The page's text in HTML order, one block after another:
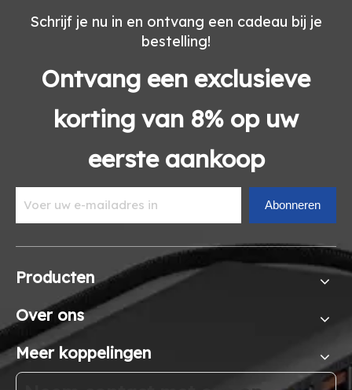
Schrijf je nu in en ontvang een cadeau bij je
bestelling!
Ontvang een exclusieve
korting van 8% op uw
eerste aankoop
Abonneren
Producten
Over ons
Meer koppelingen